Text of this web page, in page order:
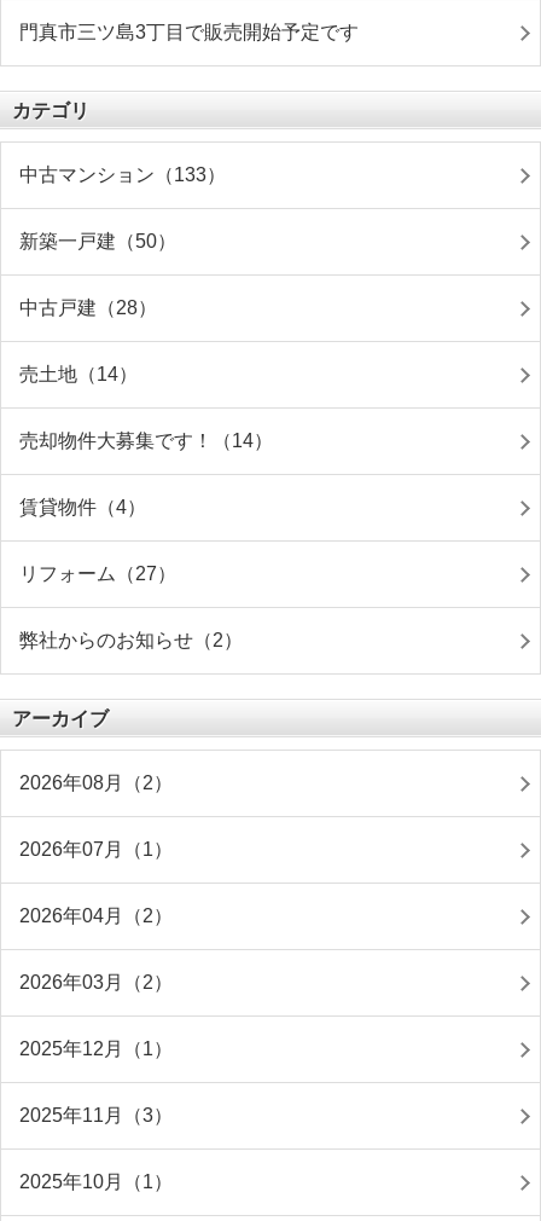
門真市三ツ島3丁目で販売開始予定です
カテゴリ
中古マンション（133）
新築一戸建（50）
中古戸建（28）
売土地（14）
売却物件大募集です！（14）
賃貸物件（4）
リフォーム（27）
弊社からのお知らせ（2）
アーカイブ
2026年08月（2）
2026年07月（1）
2026年04月（2）
2026年03月（2）
2025年12月（1）
2025年11月（3）
2025年10月（1）